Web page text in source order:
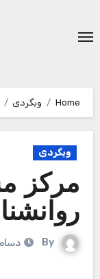
Home وبگردی
وبگردی
مرکز
دسامبر